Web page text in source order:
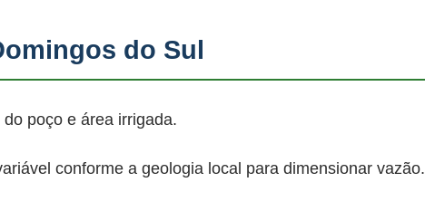
do Sul
poço e área irrigada.
conforme a geologia local para dimensionar vazão.